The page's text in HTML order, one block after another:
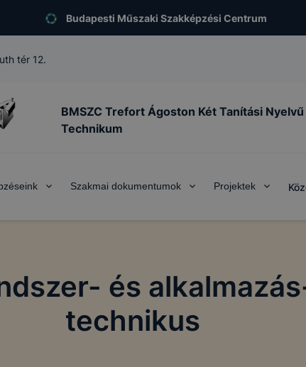
Budapesti Műszaki Szakképzési Centrum
tér 12.
BMSZC Trefort Ágoston Két Tanítási Nyelvű
Technikum
Szakmai dokumentumok Projektek
és
technikus